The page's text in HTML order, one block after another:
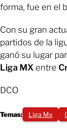
forma, fue en el
Con su gran
partidos de la
ganó su lugar
Liga MX entre
DCO
Temas: Liga Mx